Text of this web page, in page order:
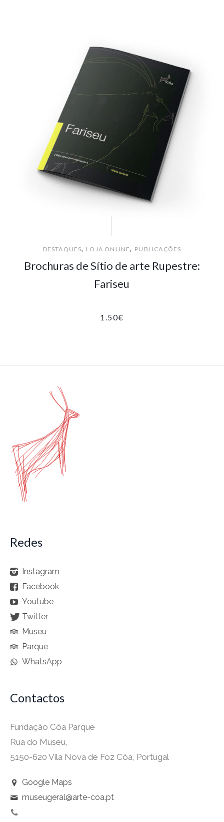
DESTAQUES, LOJA ONLINE, PUBLICAÇÕES
Brochuras de Sítio de arte Rupestre:
Fariseu
1.50€
Redes
Instagram
Facebook
Youtube
Twitter
Museu
Parque
WhatsApp
Contactos
Fundação Côa Parque
Rua do Museu,
5150-620 Vila Nova de Foz Côa, Portugal
Google Maps
museugeral@arte-coa.pt